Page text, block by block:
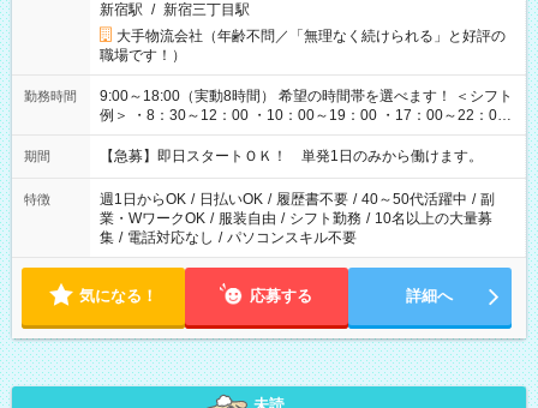
新宿駅 / 新宿三丁目駅
大手物流会社（年齢不問／「無理なく続けられる」と好評の
職場です！）
勤務時間
9:00～18:00（実動8時間） 希望の時間帯を選べます！ ＜シフト
例＞ ・8：30～12：00 ・10：00～19：00 ・17：00～22：00
・13：00～22：00 ・22：00～翌6：00 など
期間 【急募】即日スタートＯＫ！ 単発1日のみから働けます。
特徴 週1日からOK / 日払いOK / 履歴書不要 / 40～50代活躍中 / 副
業・WワークOK / 服装自由 / シフト勤務 / 10名以上の大量募
集 / 電話対応なし / パソコンスキル不要
気になる！ 応募する 詳細へ